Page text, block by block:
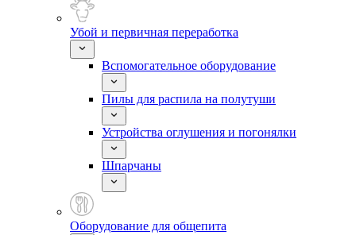
Убой и первичная переработка
Вспомогательное оборудование
Пилы для распила на полутуши
Устройства оглушения и погонялки
Шпарчаны
Оборудование для общепита